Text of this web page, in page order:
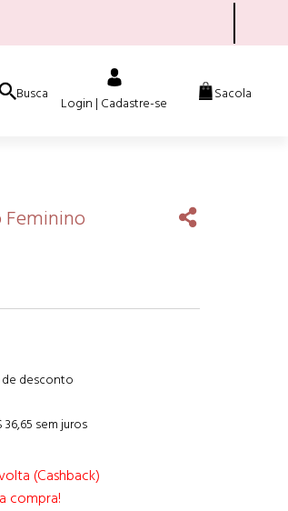
Busca Login | Cadastre-se Sacola
desconto
36,65 sem juros
(Cashback)
compra!